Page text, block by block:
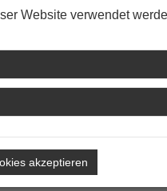
im Jahr Urlaub. In
Treffen finden aber unter
benötigt.
Website verwendet
akzeptieren